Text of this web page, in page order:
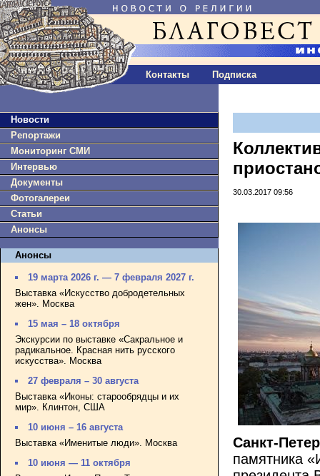
Контакты Подписка
Новости
Репортажи
Мониторинг СМИ
Интервью
Документы
Фотогалереи
Статьи
Анонсы
Анонсы
19 марта 2026 г. — 7 февраля 2027 г.
Выставка «Искусство добродетельных
жен». Москва
15 мая – 18 октября
Экскурсии по выставке «Сакральное и
радикальное. Красная нить русского
искусства». Москва
27 февраля – 30 августа
Выставка «Иконы: старообрядцы и их
мир». Клинтон, США
10 июня – 16 августа
Выставка «Именитые люди». Москва
10 июня — 11 октября
30.03.2017 09:56
Санкт-
памятника